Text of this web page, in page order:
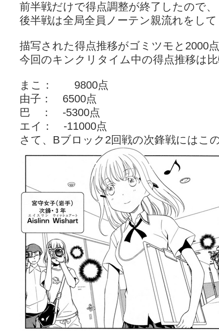
前半戦だけで得点調整が終了したので、
後半戦は全局全員ノーテン親流れをし
描写された得点推移がゴミツモと2000
今回のキンクリタイム中の得点推移は
まこ： 9800点
由子： 6500点
巴 ： -5300点
エイ： -11000点
さて、Bブロック2回戦の次鋒戦にはこ